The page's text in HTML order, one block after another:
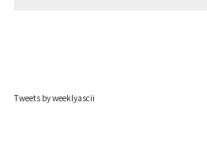
Tweets by weeklyascii